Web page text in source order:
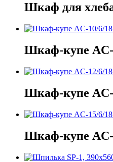
Шкаф для
Шкаф-купе AC-
Шкаф-купе AC-
Шкаф-купе AC-